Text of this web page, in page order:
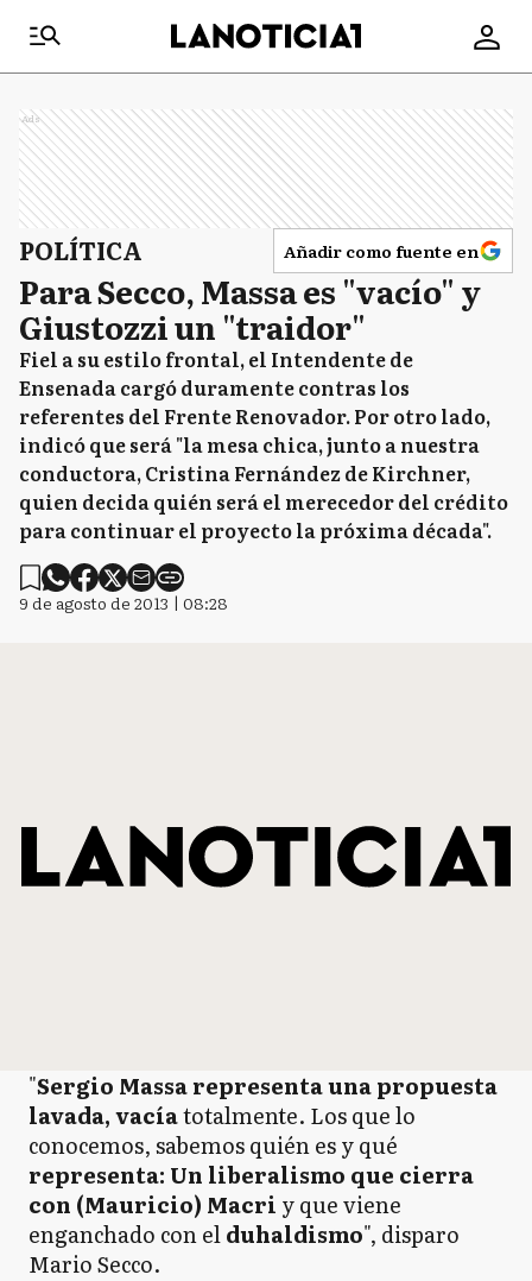
Ads
POLÍTICA Añadir como fuente en
Para Secco, Massa es "vacío" y
Giustozzi un "traidor"
Fiel a su estilo frontal, el Intendente de
Ensenada cargó duramente contras los
referentes del Frente Renovador. Por otro lado,
indicó que será "la mesa chica, junto a nuestra
conductora, Cristina Fernández de Kirchner,
quien decida quién será el merecedor del crédito
para continuar el proyecto la próxima década".
9 de agosto de 2013 | 08:28
"Sergio Massa representa una propuesta
lavada, vacíatotalmente. Los que lo
conocemos, sabemos quién es y qué
representa: Un liberalismo que cierra
con (Mauricio) Macri y que viene
enganchado con elduhaldismo", disparo
Mario Secco.